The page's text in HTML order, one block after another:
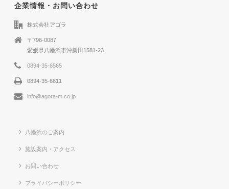
企業情報・お問い合わせ
株式会社アゴラ
〒796-0087
愛媛県八幡浜市沖新田1581-23
0894-35-6565
0894-35-6611
info@agora-m.co.jp
八幡浜のご案内
施設案内・アクセス
お問い合わせ
プライバシーポリシー